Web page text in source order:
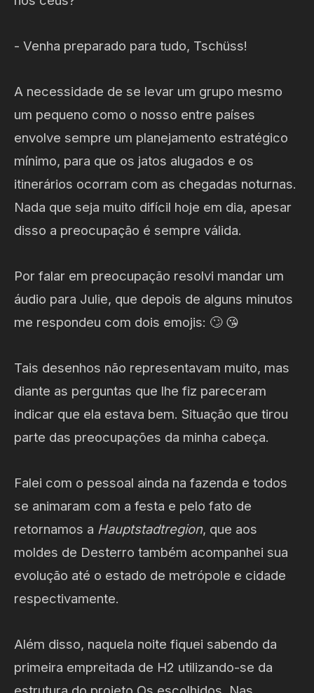
- Venha preparado para tudo, Tschüss!
A necessidade de se levar um grupo mesmo
um pequeno como o nosso entre países
envolve sempre um planejamento estratégico
mínimo, para que os jatos alugados e os
itinerários ocorram com as chegadas noturnas.
Nada que seja muito difícil hoje em dia, apesar
disso a preocupação é sempre válida.
Por falar em preocupação resolvi mandar um
áudio para Julie, que depois de alguns minutos
me respondeu com dois emojis: 🙄 😘
Tais desenhos não representavam muito, mas
diante as perguntas que lhe fiz pareceram
indicar que ela estava bem. Situação que tirou
parte das preocupações da minha cabeça.
Falei com o pessoal ainda na fazenda e todos
se animaram com a festa e pelo fato de
retornamos a Hauptstadtregion, que aos
moldes de Desterro também acompanhei sua
evolução até o estado de metrópole e cidade
respectivamente.
Além disso, naquela noite fiquei sabendo da
primeira empreitada de H2 utilizando-se da